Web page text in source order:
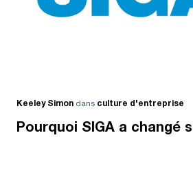
Keeley Simon dans culture d'entreprise
Pourquoi SIGA a changé